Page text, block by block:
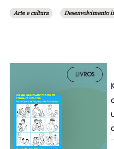
Arte e cultura Desenvolvimento
LIVROS